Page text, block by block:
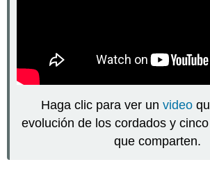
Haga clic para ver un video
evolución de los cordados y
que comparten.